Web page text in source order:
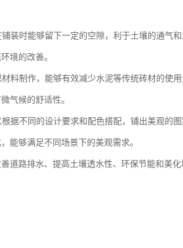
装时能够留下一定的空隙，利于土壤的通气
境的改善。
料制作，能够有效减少水泥等传统砖材的使
气候的舒适性。
据不同的设计要求和配色搭配，铺出美观的
能够满足不同场景下的美观需求。
道路排水、提高土壤透水性、环保节能和美